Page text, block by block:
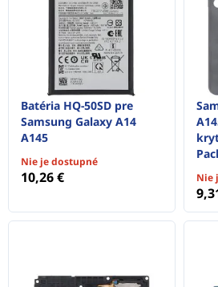
Batéria HQ-50SD pre
Samsung Galaxy A14
A145
Nie je dostupné
10,26 € Nie